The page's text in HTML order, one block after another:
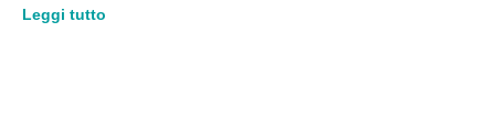
Leggi tutto